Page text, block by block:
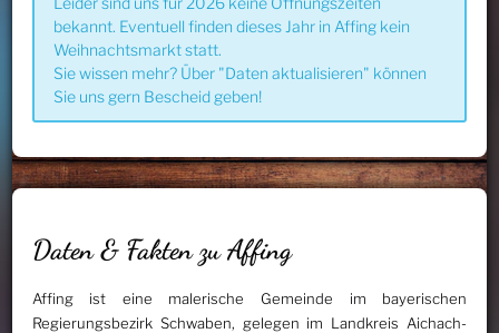
bekannt. Eventuell finden dieses Jahr in Affing kein
Weihnachtsmarkt statt.
Sie wissen mehr? Über "Daten aktualisieren" können
Sie uns gern Bescheid geben!
Daten & Fakten zu Affing
Affing ist eine malerische Gemeinde im bayerischen
Regierungsbezirk Schwaben, gelegen im Landkreis Aichach-